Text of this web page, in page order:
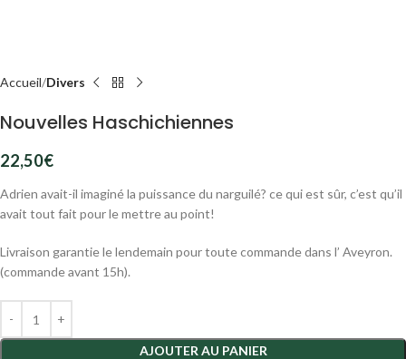
Accueil Divers
Nouvelles Haschichiennes
22,50€
Adrien avait-il imaginé la puissance du narguilé? ce qui est sûr, c’est qu’il
avait tout fait pour le mettre au point!
Livraison garantie le lendemain pour toute commande dans l’ Aveyron.
(commande avant 15h).
AJOUTER AU PANIER